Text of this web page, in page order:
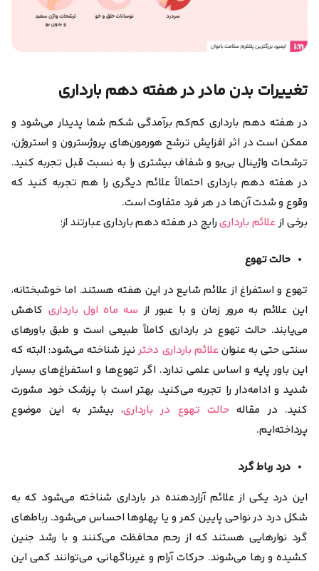
تغییرات بدن مادر در هفته دهم بارداری
در هفته دهم بارداری کم‌کم برآمدگی شکم شما پدیدار می‌شود و
ممکن است در اثر افزایش ترشح هورمون‌های پروژسترون و استروژن،
ترشحات واژینال بی‌بو و شفاف بیشتری را به نسبت قبل تجربه کنید.
در هفته دهم بارداری احتمالاً علائم دیگری را هم تجربه کنید که
وقوع و شدت آن‌ها در هر فرد متفاوت است.
برخی ازعلائم بارداریرایج در هفته دهم بارداری عبارتند از؛
حالت تهوع
تهوع و استفراغ از علائم شایع در این هفته هستند. اما خوشبختانه،
این علائم به مرور زمان و با عبور از سه ماه اول بارداری کاهش
می‌یابند. حالت تهوع در بارداری کاملاً طبیعی است و طبق باورهای
سنتی حتی به عنوانعلائم بارداری دخترنیز شناخته می‌شود؛ البته که
این باور پایه و اساس علمی ندارد. اگر تهوع‌‌ها و استفراغ‌های بسیار
شدید و ادامه‌دار را تجربه می‌کنید، بهتر است با پزشک خود مشورت
کنید. در مقالهحالت تهوع در بارداری، بیشتر به این موضوع
پرداخته‌ایم.
درد رباط گرد
این درد یکی از علائم آزاردهنده در بارداری شناخته‌ می‌شود که به
شکل درد در نواحی پایین کمر و یا پهلوها احساس می‌شود. رباط‌های
گرد نوارهایی هستند که از رحم محافظت می‌کنند و با رشد جنین
کشیده و رها می‌شوند. حرکات آرام و غیرناگهانی، می‌توانند کمی این